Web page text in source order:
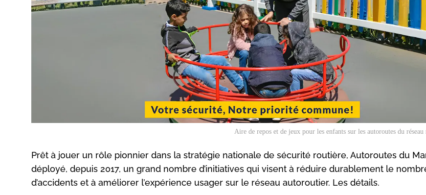
Aire de repos et de jeux pour les enfants sur les autoroutes du réseau
Prêt à jouer un rôle pionnier dans la stratégie nationale de sécurité routière, Autoroutes du
déployé, depuis 2017, un grand nombre d’initiatives qui visent à réduire durablement le
d’accidents et à améliorer l’expérience usager sur le réseau autoroutier. Les détails.